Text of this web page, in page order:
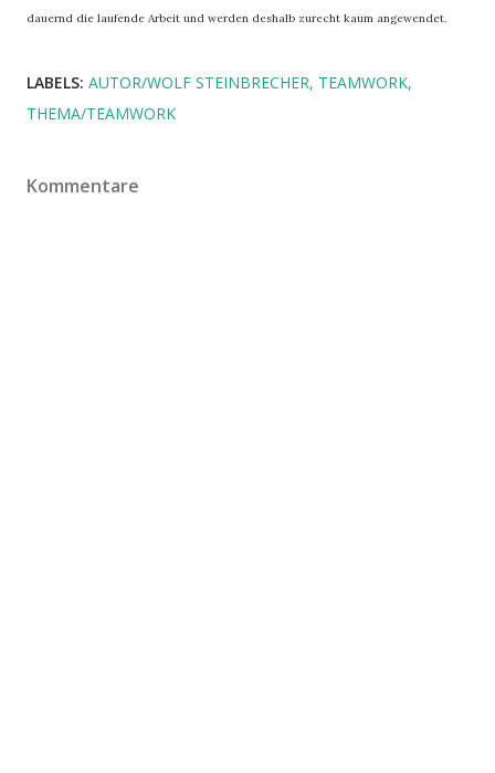
dauernd die laufende Arbeit und werden deshalb zurecht kaum angewendet.
LABELS: AUTOR/WOLF STEINBRECHER TEAMWORK
THEMA/TEAMWORK
Kommentare